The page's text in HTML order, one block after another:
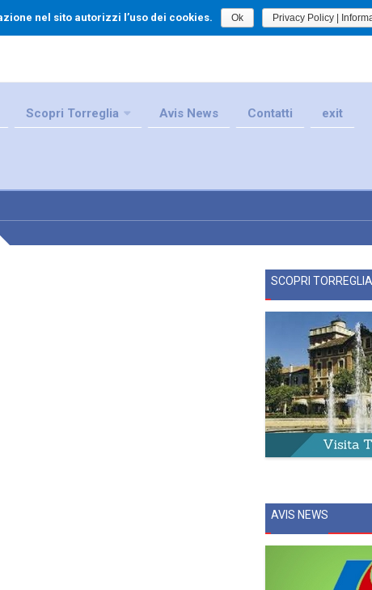
Scopri Torreglia Avis News Contatti exit
SCOPRI TORREGLIA
AVIS NEWS
nel sito autorizzi l’uso dei cookies. Ok Privacy Policy |